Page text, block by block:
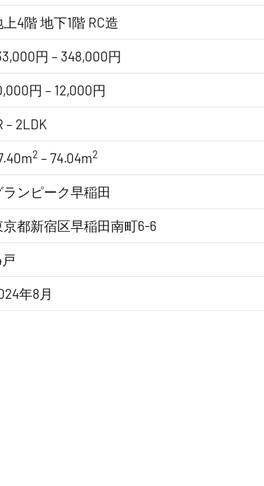
上4階 地下1階 RC造
円 – 348,000円
円 – 12,000円
– 2LDK
2 – 74.04m2
ランピーク早稲田
京都新宿区早稲田南町6-6
戸
年8月